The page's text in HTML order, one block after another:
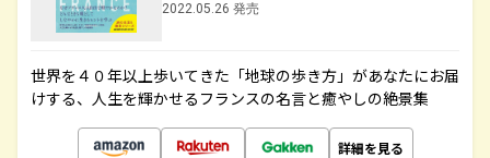
2022.05.26 発売
世界を４０年以上歩いてきた「地球の歩き方」があなたにお届
けする、人生を輝かせるフランスの名言と癒やしの絶景集
詳細を見る